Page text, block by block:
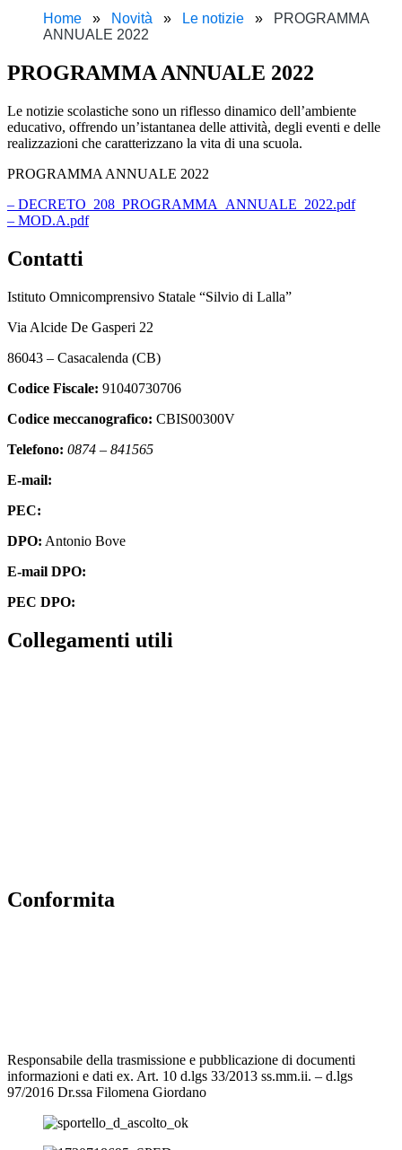
Home Novità Le notizie
PROGRAMMA
ANNUALE 2022
PROGRAMMA ANNUALE 2022
Le notizie scolastiche sono un riflesso dinamico dell’ambiente
educativo, offrendo un’istantanea delle attività, degli eventi e delle
realizzazioni che caratterizzano la vita di una scuola.
PROGRAMMA ANNUALE 2022
– DECRETO_208_PROGRAMMA_ANNUALE_2022.pdf
– MOD.A.pdf
Contatti
Istituto Omnicomprensivo Statale “Silvio di Lalla”
Via Alcide De Gasperi 22
86043 – Casacalenda (CB)
Codice Fiscale: 91040730706
Codice meccanografico: CBIS00300V
Telefono: 0874 – 841565
E-mail:
PEC:
DPO: Antonio Bove
E-mail DPO:
PEC DPO:
Collegamenti utili
Conformita
Responsabile della trasmissione e pubblicazione di documenti
informazioni e dati ex. Art. 10 d.lgs 33/2013 ss.mm.ii. – d.lgs
97/2016 Dr.ssa Filomena Giordano